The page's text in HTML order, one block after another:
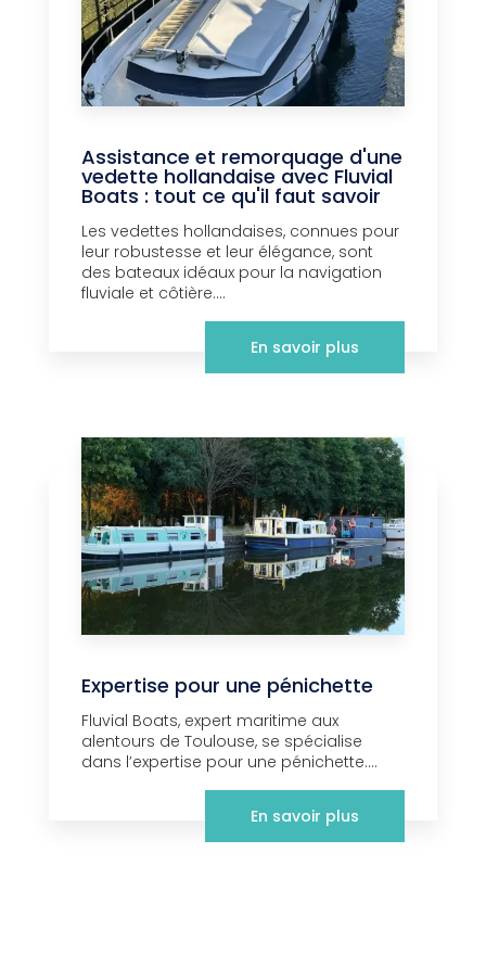
Assistance et remorquage d'une
vedette hollandaise avec Fluvial
Boats : tout ce qu'il faut savoir
Les vedettes hollandaises, connues pour
leur robustesse et leur élégance, sont
des bateaux idéaux pour la navigation
fluviale et côtière....
En savoir plus
Expertise pour une pénichette
Fluvial Boats, expert maritime aux
alentours de Toulouse, se spécialise
dans l’expertise pour une pénichette....
En savoir plus